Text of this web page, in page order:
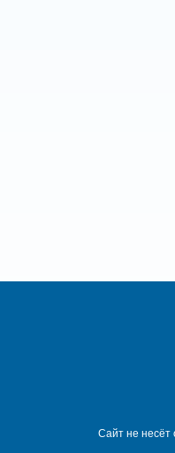
Сайт не несёт